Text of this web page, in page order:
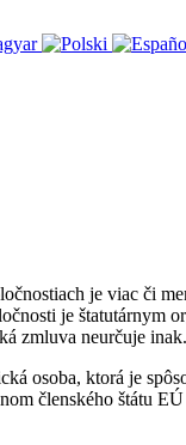
je viac či
je štatutárnym
zmluva neurčuje inak.
osoba, ktorá je
členského štátu